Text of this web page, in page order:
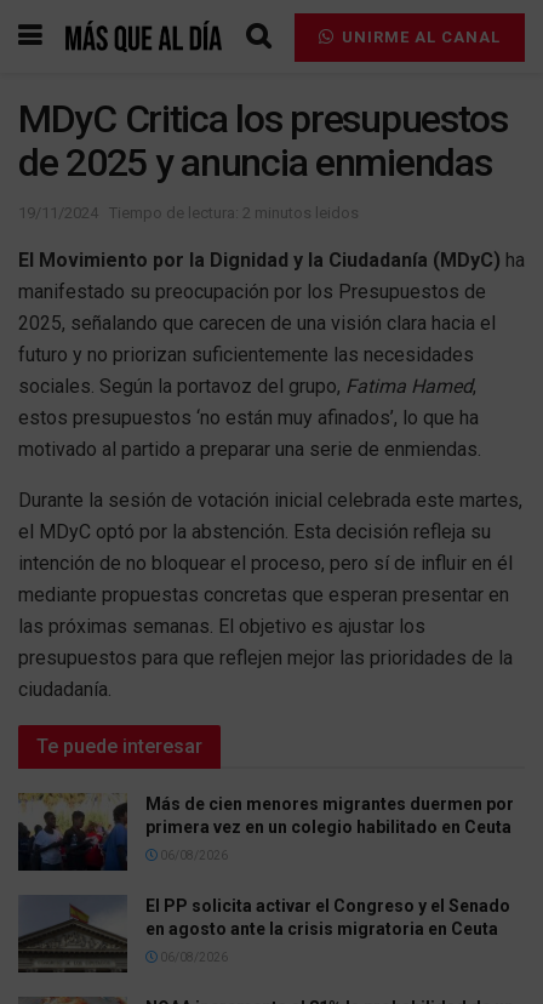
UNIRME AL CANAL
MDyC Critica los presupuestos
de 2025 y anuncia enmiendas
19/11/2024 Tiempo de lectura: 2 minutos leidos
El Movimiento por la Dignidad y la Ciudadanía (MDyC) ha
manifestado su preocupación por los Presupuestos de
2025, señalando que carecen de una visión clara hacia el
futuro y no priorizan suficientemente las necesidades
sociales. Según la portavoz del grupo, Fatima Hamed,
estos presupuestos ‘no están muy afinados’, lo que ha
motivado al partido a preparar una serie de enmiendas.
Durante la sesión de votación inicial celebrada este martes,
el MDyC optó por la abstención. Esta decisión refleja su
intención de no bloquear el proceso, pero sí de influir en él
mediante propuestas concretas que esperan presentar en
las próximas semanas. El objetivo es ajustar los
presupuestos para que reflejen mejor las prioridades de la
ciudadanía.
Te puede interesar
Más de cien menores migrantes duermen por
primera vez en un colegio habilitado en Ceuta
06/08/2026
El PP solicita activar el Congreso y el Senado
en agosto ante la crisis migratoria en Ceuta
06/08/2026